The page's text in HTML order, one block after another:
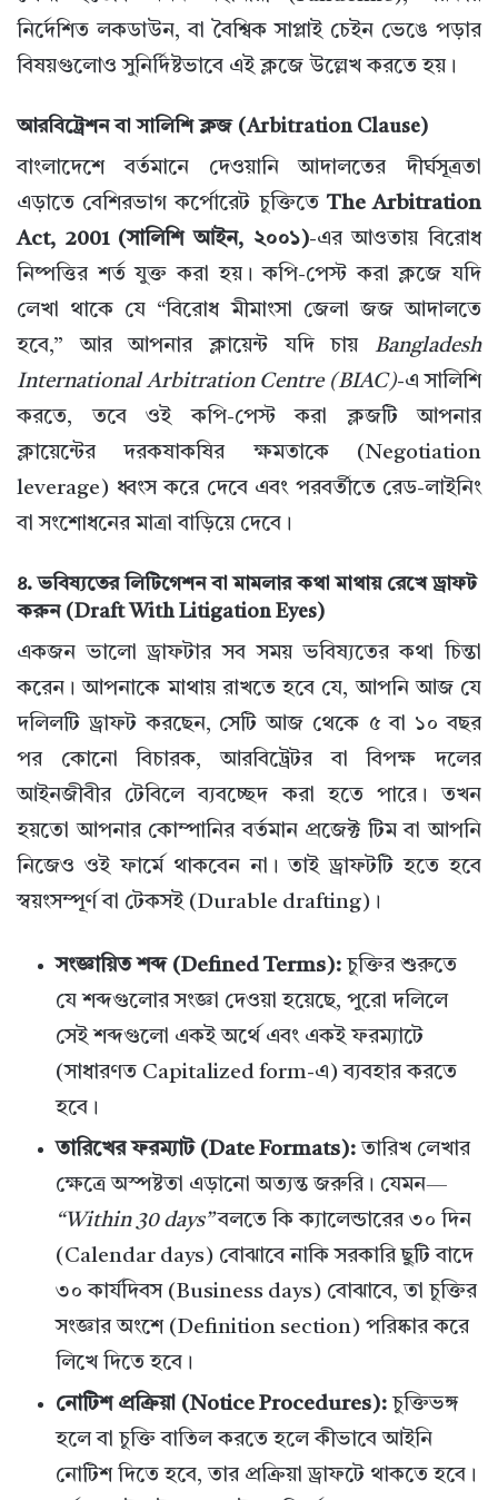
নির্দেশিত লকডাউন, বা বৈশ্বিক সাপ্লাই চেইন ভেঙে পড়ার
বিষয়গুলোও সুনির্দিষ্টভাবে এই ক্লজে উল্লেখ করতে হয়।
আরবিট্রেশন বা সালিশি ক্লজ (Arbitration Clause)
বাংলাদেশে বর্তমানে দেওয়ানি আদালতের দীর্ঘসূত্রতা
এড়াতে বেশিরভাগ কর্পোরেট চুক্তিতেThe Arbitration
Act, 2001 (সালিশি আইন, ২০০১)-এর আওতায় বিরোধ
নিষ্পত্তির শর্ত যুক্ত করা হয়। কপি-পেস্ট করা ক্লজে যদি
লেখা থাকে যে “বিরোধ মীমাংসা জেলা জজ আদালতে
হবে,” আর আপনার ক্লায়েন্ট যদি চায় Bangladesh
International Arbitration Centre (BIAC)-এ সালিশি
করতে, তবে ওই কপি-পেস্ট করা ক্লজটি আপনার
ক্লায়েন্টের দরকষাকষির ক্ষমতাকে (Negotiation
leverage) ধ্বংস করে দেবে এবং পরবর্তীতে রেড-লাইনিং
বা সংশোধনের মাত্রা বাড়িয়ে দেবে।
৪. ভবিষ্যতের লিটিগেশন বা মামলার কথা মাথায় রেখে ড্রাফট
করুন (Draft With Litigation Eyes)
একজন ভালো ড্রাফটার সব সময় ভবিষ্যতের কথা চিন্তা
করেন। আপনাকে মাথায় রাখতে হবে যে, আপনি আজ যে
দলিলটি ড্রাফট করছেন, সেটি আজ থেকে ৫ বা ১০ বছর
পর কোনো বিচারক, আরবিট্রেটর বা বিপক্ষ দলের
আইনজীবীর টেবিলে ব্যবচ্ছেদ করা হতে পারে। তখন
হয়তো আপনার কোম্পানির বর্তমান প্রজেক্ট টিম বা আপনি
নিজেও ওই ফার্মে থাকবেন না। তাই ড্রাফটটি হতে হবে
স্বয়ংসম্পূর্ণ বা টেকসই (Durable drafting)।
সংজ্ঞায়িত শব্দ (Defined Terms): চুক্তির শুরুতে
যে শব্দগুলোর সংজ্ঞা দেওয়া হয়েছে, পুরো দলিলে
সেই শব্দগুলো একই অর্থে এবং একই ফরম্যাটে
(সাধারণত Capitalized form-এ) ব্যবহার করতে
হবে।
তারিখের ফরম্যাট (Date Formats): তারিখ লেখার
ক্ষেত্রে অস্পষ্টতা এড়ানো অত্যন্ত জরুরি। যেমন—
“Within 30 days”বলতে কি ক্যালেন্ডারের ৩০ দিন
(Calendar days) বোঝাবে নাকি সরকারি ছুটি বাদে
৩০ কার্যদিবস (Business days) বোঝাবে, তা চুক্তির
সংজ্ঞার অংশে (Definition section) পরিষ্কার করে
লিখে দিতে হবে।
নোটিশ প্রক্রিয়া (Notice Procedures): চুক্তিভঙ্গ
হলে বা চুক্তি বাতিল করতে হলে কীভাবে আইনি
নোটিশ দিতে হবে, তার প্রক্রিয়া ড্রাফটে থাকতে হবে।